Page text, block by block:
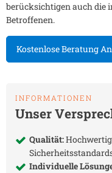
berücksichtigen auch die
Betroffenen.
Kostenlose Beratung
INFORMATIONEN
Unser
Qualität:
Individuelle